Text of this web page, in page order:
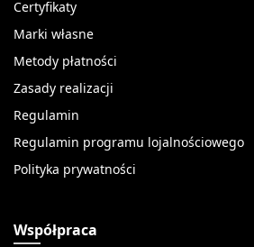
Certyfikaty
Marki własne
Metody płatności
Zasady realizacji
Regulamin
Regulamin programu lojalnościowego
Polityka prywatności
Współpraca